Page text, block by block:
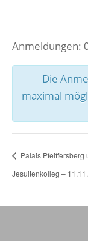
Anmeldungen:
Die
maximal
Palais Pfeiffersberg
Jesuitenkolleg –